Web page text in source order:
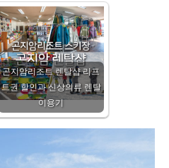
곤지암리조트 렌탈샵 리프
트권 할인과 신상의류 렌탈
이용기